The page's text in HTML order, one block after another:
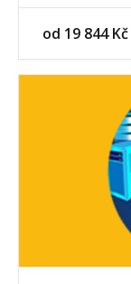
od 19 844 Kč